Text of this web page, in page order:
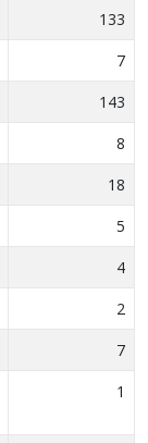
133
7
143
8
18
5
4
2
7
1